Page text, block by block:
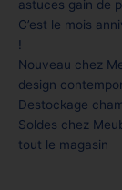
astuces gain de
C’est le mois
!
Nouveau chez
design
Destockage
Soldes chez
tout le magasin